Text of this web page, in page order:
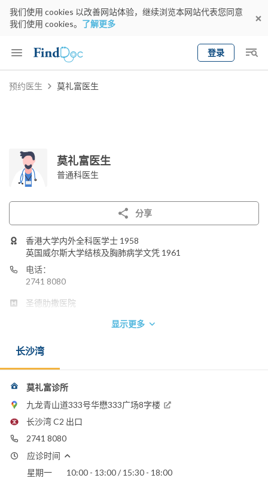
我们使用 cookies 以改善网站体验，继续浏览本网站代表您同意
我们使用 cookies。 了解更多
登录
Keyword
预约医生 莫礼富医生
莫礼富医生
普通科医生
分享
香港大学内外全科医学士 1958
英国威尔斯大学结核及胸肺病学文凭 1961
电话：
2741 8080
圣德肋撒医院
显示更多
长沙湾
莫礼富诊所
九龙青山道333号华懋333广场8字楼
长沙湾 C2 出口
2741 8080
应诊时间
星期一
10:00 - 13:00 / 15:30 - 18:00